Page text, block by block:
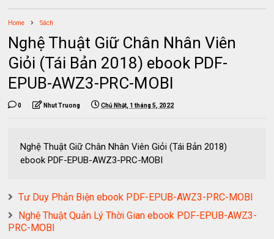
Home Sách
Nghệ Thuật Giữ Chân Nhân Viên
Giỏi (Tái Bản 2018) ebook PDF-
EPUB-AWZ3-PRC-MOBI
0 Nhut Truong Chủ Nhật, 1 tháng 5, 2022
Nghệ Thuật Giữ Chân Nhân Viên Giỏi (Tái Bản 2018)
ebook PDF-EPUB-AWZ3-PRC-MOBI
Tư Duy Phản Biện ebook PDF-EPUB-AWZ3-PRC-MOBI
Nghệ Thuật Quản Lý Thời Gian ebook PDF-EPUB-AWZ3-
PRC-MOBI